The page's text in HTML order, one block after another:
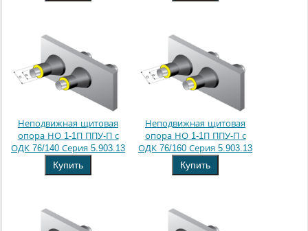
Неподвижная щитовая
опора НО 1-1П ППУ-П с
ОДК 76/140 Серия 5.903.13
Купить
Неподвижная щитовая
опора НО 1-1П ППУ-П с
ОДК 76/160 Серия 5.903.13
Купить